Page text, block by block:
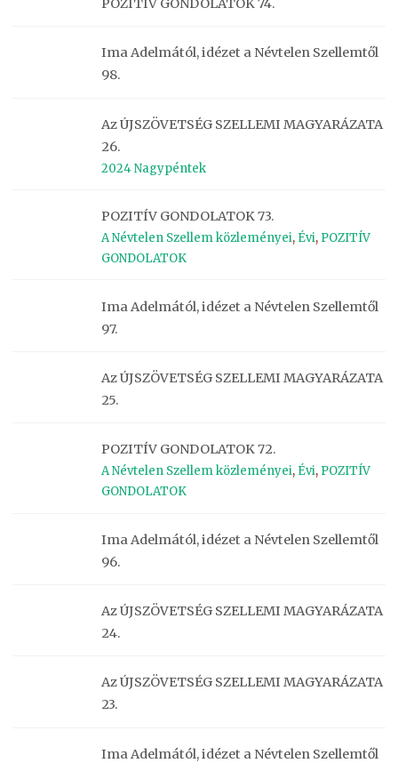
POZITÍV GONDOLATOK 74.
Ima Adelmától, idézet a Névtelen Szellemtől
98.
Az ÚJSZÖVETSÉG SZELLEMI MAGYARÁZATA
26.
2024 Nagypéntek
POZITÍV GONDOLATOK 73.
A Névtelen Szellem közleményei, Évi, POZITÍV
GONDOLATOK
Ima Adelmától, idézet a Névtelen Szellemtől
97.
Az ÚJSZÖVETSÉG SZELLEMI MAGYARÁZATA
25.
POZITÍV GONDOLATOK 72.
A Névtelen Szellem közleményei, Évi, POZITÍV
GONDOLATOK
Ima Adelmától, idézet a Névtelen Szellemtől
96.
Az ÚJSZÖVETSÉG SZELLEMI MAGYARÁZATA
24.
Az ÚJSZÖVETSÉG SZELLEMI MAGYARÁZATA
23.
Ima Adelmától, idézet a Névtelen Szellemtől